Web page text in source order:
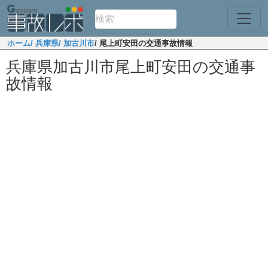
ホーム/ 兵庫県/ 加古川市/ 尾上町安田の交通事故情報
兵庫県加古川市尾上町安田の交通事
故情報